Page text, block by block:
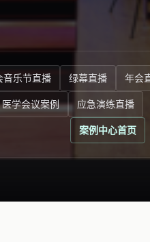
音乐节直播 绿幕直播 年会
医学会议案例
应急演练直播
案例中心首页